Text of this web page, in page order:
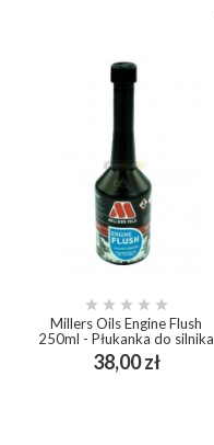
    
Millers Oils Engine Flush
250ml - Płukanka do silnika
38,00 złCena